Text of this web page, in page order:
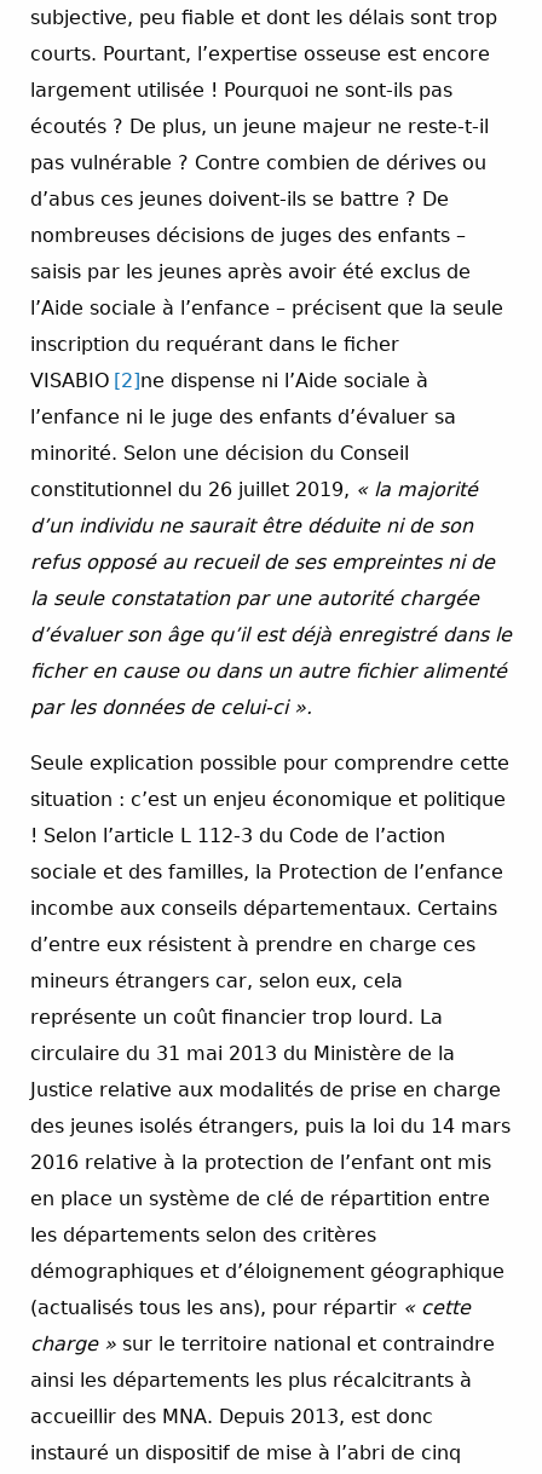
subjective, peu fiable et dont les délais sont trop
courts. Pourtant, l’expertise osseuse est encore
largement utilisée ! Pourquoi ne sont-ils pas
écoutés ? De plus, un jeune majeur ne reste-t-il
pas vulnérable ? Contre combien de dérives ou
d’abus ces jeunes doivent-ils se battre ? De
nombreuses décisions de juges des enfants –
saisis par les jeunes après avoir été exclus de
l’Aide sociale à l’enfance – précisent que la seule
inscription du requérant dans le ficher
VISABIO [2]ne dispense ni l’Aide sociale à
l’enfance ni le juge des enfants d’évaluer sa
minorité. Selon une décision du Conseil
constitutionnel du 26 juillet 2019, « la majorité
d’un individu ne saurait être déduite ni de son
refus opposé au recueil de ses empreintes ni de
la seule constatation par une autorité chargée
d’évaluer son âge qu’il est déjà enregistré dans le
ficher en cause ou dans un autre fichier alimenté
par les données de celui-ci ».
Seule explication possible pour comprendre cette
situation : c’est un enjeu économique et politique
! Selon l’article L 112-3 du Code de l’action
sociale et des familles, la Protection de l’enfance
incombe aux conseils départementaux. Certains
d’entre eux résistent à prendre en charge ces
mineurs étrangers car, selon eux, cela
représente un coût financier trop lourd. La
circulaire du 31 mai 2013 du Ministère de la
Justice relative aux modalités de prise en charge
des jeunes isolés étrangers, puis la loi du 14 mars
2016 relative à la protection de l’enfant ont mis
en place un système de clé de répartition entre
les départements selon des critères
démographiques et d’éloignement géographique
(actualisés tous les ans), pour répartir « cette
charge » sur le territoire national et contraindre
ainsi les départements les plus récalcitrants à
accueillir des MNA. Depuis 2013, est donc
instauré un dispositif de mise à l’abri de cinq